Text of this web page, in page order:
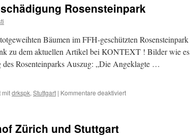
Rosensteinpark
Bäumen im FFH-geschützten Rosensteinpark
zu dem aktuellen Artikel bei KONTEXT ! Bilder wie es
des Rosenteinparks Auszug: „Die Angeklagte …
mitdrkspk, Stuttgart | Kommentare deaktiviertfür
Zürich und Stuttgart